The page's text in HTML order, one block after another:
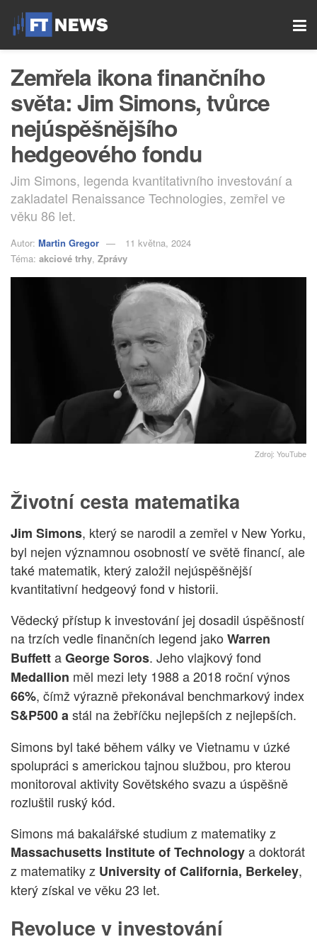
Zemřela ikona finančního
světa: Jim Simons, tvůrce
nejúspěšnějšího
hedgeového fondu
Jim Simons, legenda kvantitativního investování a
zakladatel Renaissance Technologies, zemřel ve
věku 86 let.
Autor: Martin Gregor
11 května, 2024
Téma: akciové trhy, Zprávy
Zdroj: YouTube
Životní cesta matematika
Jim Simons, který se narodil a zemřel v New Yorku,
byl nejen významnou osobností ve světě financí, ale
také matematik, který založil nejúspěšnější
kvantitativní hedgeový fond v historii.
Vědecký přístup k investování jej dosadil úspěšností
na trzích vedle finančních legend jako Warren
BuffettaGeorge Soros. Jeho vlajkový fond
Medallion měl mezi lety 1988 a 2018 roční výnos
66%, čímž výrazně překonával benchmarkový index
S&P500 astál na žebříčku nejlepších z nejlepších.
Simons byl také během války ve Vietnamu v úzké
spolupráci s americkou tajnou službou, pro kterou
monitoroval aktivity Sovětského svazu a úspěšně
rozluštil ruský kód.
Simons má bakalářské studium z matematiky z
Massachusetts Institute of Technologya doktorát
z matematiky z University of California, Berkeley,
který získal ve věku 23 let.
Revoluce v investování